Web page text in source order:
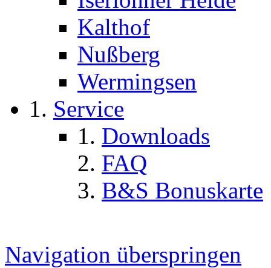
Kalthof
Nußberg
Wermingsen
Service
Downloads
FAQ
B&S Bonuskarte
Navigation überspringen